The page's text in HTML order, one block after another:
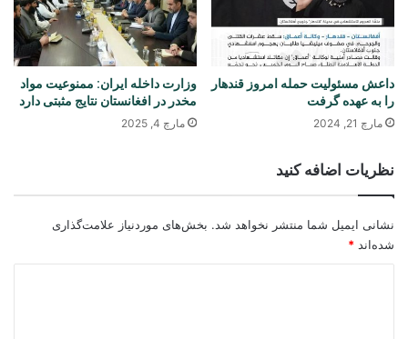
داعش مسئولیت حمله امروز قندهار
را به عهده گرفت
مارچ 21, 2024
وزارت داخله ایران: ممنوعیت مواد
مخدر در افغانستان نتایج مثبتی دارد
مارچ 4, 2025
نظریات اضافه کنید
نشانی ایمیل شما منتشر نخواهد شد. بخش‌های موردنیاز علامت‌گذاری
شده‌اند *